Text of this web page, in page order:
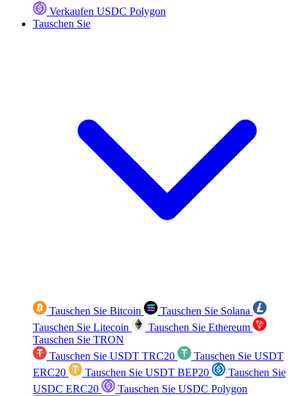
Verkaufen USDC Polygon
Tauschen Sie
Tauschen Sie Bitcoin
Tauschen Sie Solana
Tauschen Sie Litecoin
Tauschen Sie Ethereum
Tauschen Sie TRON
Tauschen Sie USDT TRC20
Tauschen Sie USDT
ERC20
Tauschen Sie USDT BEP20
Tauschen Sie
USDC ERC20
Tauschen Sie USDC Polygon